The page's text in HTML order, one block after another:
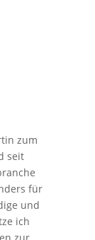
zum
seit
für
und
ich